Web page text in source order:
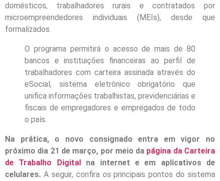
domésticos, trabalhadores rurais e contratados por
microempreendedores individuais (MEIs), desde que
formalizados.
O programa permitirá o acesso de mais de 80
bancos e instituições financeiras ao perfil de
trabalhadores com carteira assinada através do
eSocial, sistema eletrônico obrigatório que
unifica informações trabalhistas, previdenciárias e
fiscais de empregadores e empregados de todo
o país.
Na prática, o novo consignado entra em vigor no
próximo dia 21 de março, por meio da página da Carteira
de Trabalho Digital
na internet e em aplicativos de
celulares. A seguir, confira os principais pontos do sistema